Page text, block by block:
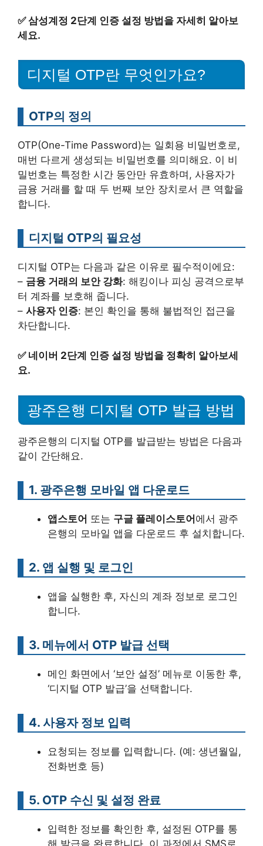
✅삼성계정 2단계 인증 설정 방법을 자세히 알아보
세요.
디지털 OTP란 무엇인가요?
OTP의 정의
OTP(One-Time Password)는 일회용 비밀번호로,
매번 다르게 생성되는 비밀번호를 의미해요. 이 비
밀번호는 특정한 시간 동안만 유효하며, 사용자가
금융 거래를 할 때 두 번째 보안 장치로서 큰 역할을
합니다.
디지털 OTP의 필요성
디지털 OTP는 다음과 같은 이유로 필수적이에요:
– 금융 거래의 보안 강화: 해킹이나 피싱 공격으로부
터 계좌를 보호해 줍니다.
– 사용자 인증: 본인 확인을 통해 불법적인 접근을
차단합니다.
✅ 네이버 2단계 인증 설정 방법을 정확히 알아보세
요.
광주은행 디지털 OTP 발급 방법
광주은행의 디지털 OTP를 발급받는 방법은 다음과
같이 간단해요.
1. 광주은행 모바일 앱 다운로드
앱스토어 또는 구글 플레이스토어에서 광주
은행의 모바일 앱을 다운로드 후 설치합니다.
2. 앱 실행 및 로그인
앱을 실행한 후, 자신의 계좌 정보로 로그인
합니다.
3. 메뉴에서 OTP 발급 선택
메인 화면에서 ‘보안 설정’ 메뉴로 이동한 후,
‘디지털 OTP 발급’을 선택합니다.
4. 사용자 정보 입력
요청되는 정보를 입력합니다. (예: 생년월일,
전화번호 등)
5. OTP 수신 및 설정 완료
입력한 정보를 확인한 후, 설정된 OTP를 통
해 발급을 완료합니다. 이 과정에서 SMS로